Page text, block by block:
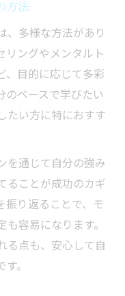
方法
、多様な方法があり
リングやメンタルト
、目的に応じて多彩
のペースで学びたい
たい方に特におすす
を通じて自分の強み
ることが成功のカギ
振り返ることで、モ
容易になります。
る点も、安心して自
。